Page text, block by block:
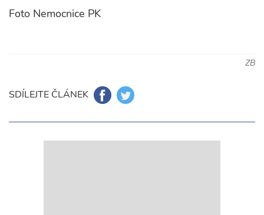
Foto Nemocnice PK
ZB
SDÍLEJTE ČLÁNEK